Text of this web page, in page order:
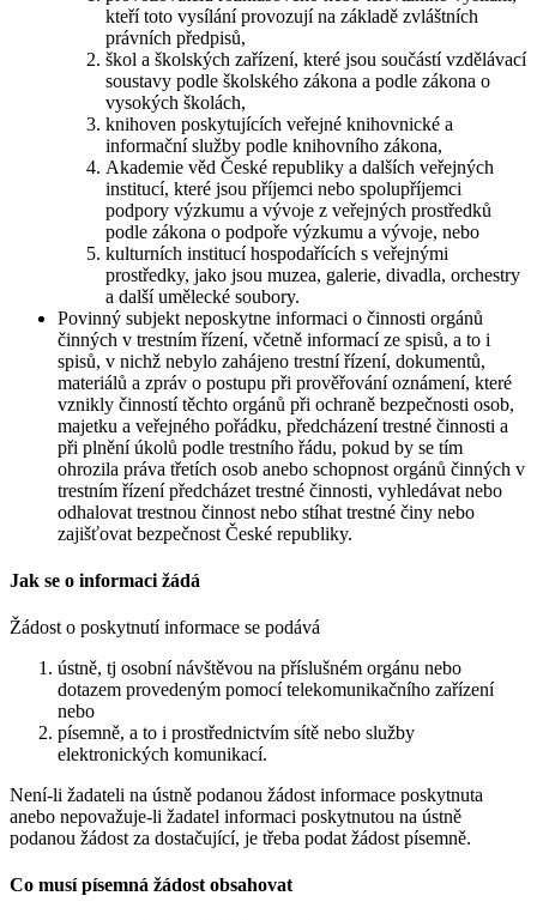
kteří toto vysílání provozují na základě zvláštních
právních předpisů,
škol a školských zařízení, které jsou součástí vzdělávací
soustavy podle školského zákona a podle zákona o
vysokých školách,
knihoven poskytujících veřejné knihovnické a
informační služby podle knihovního zákona,
Akademie věd České republiky a dalších veřejných
institucí, které jsou příjemci nebo spolupříjemci
podpory výzkumu a vývoje z veřejných prostředků
podle zákona o podpoře výzkumu a vývoje, nebo
kulturních institucí hospodařících s veřejnými
prostředky, jako jsou muzea, galerie, divadla, orchestry
a další umělecké soubory.
Povinný subjekt neposkytne informaci o činnosti orgánů
činných v trestním řízení, včetně informací ze spisů, a to i
spisů, v nichž nebylo zahájeno trestní řízení, dokumentů,
materiálů a zpráv o postupu při prověřování oznámení, které
vznikly činností těchto orgánů při ochraně bezpečnosti osob,
majetku a veřejného pořádku, předcházení trestné činnosti a
při plnění úkolů podle trestního řádu, pokud by se tím
ohrozila práva třetích osob anebo schopnost orgánů činných v
trestním řízení předcházet trestné činnosti, vyhledávat nebo
odhalovat trestnou činnost nebo stíhat trestné činy nebo
zajišťovat bezpečnost České republiky.
Jak se o informaci žádá
Žádost o poskytnutí informace se podává
ústně, tj osobní návštěvou na příslušném orgánu nebo
dotazem provedeným pomocí telekomunikačního zařízení
nebo
písemně, a to i prostřednictvím sítě nebo služby
elektronických komunikací.
Není-li žadateli na ústně podanou žádost informace poskytnuta
anebo nepovažuje-li žadatel informaci poskytnutou na ústně
podanou žádost za dostačující, je třeba podat žádost písemně.
Co musí písemná žádost obsahovat